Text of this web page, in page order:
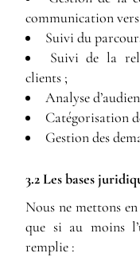
communication
Suivi du
Suivi de la
clients ;
Analyse
Catégorisation
Gestion des
3.2 Les bases
Nous ne mettons
que si au moins
remplie :